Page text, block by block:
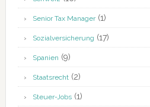
Senior Tax Manager(1)
Sozialversicherung (17)
Spanien (9)
Staatsrecht(2)
Steuer-Jobs(1)